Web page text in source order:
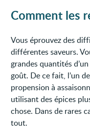
Comment les
Vous éprouvez des
différentes saveurs.
grandes quantités
goût. De ce fait, l’un
propension à
utilisant des épices
chose. Dans de rares
tout.